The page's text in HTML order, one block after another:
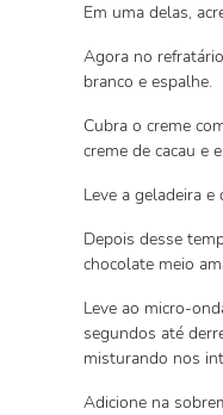
Em uma delas,
Agora no
branco e espalhe.
Cubra o creme
creme de cacau e
Leve a geladeira
Depois desse
chocolate meio
Leve ao micro-
segundos até
misturando nos
Adicione na